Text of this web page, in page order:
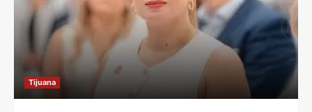
Tijuana